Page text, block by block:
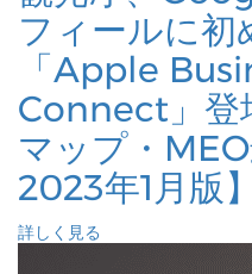
フィールに初
「Apple
Connect」登
マップ・
2023年1月版】
詳しく見る